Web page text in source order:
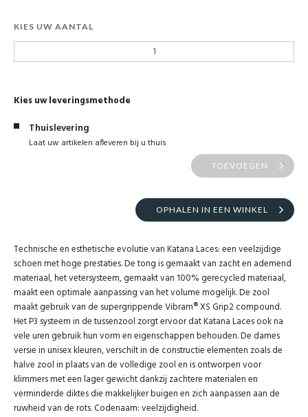
KIES UW AANTAL
Kies uw leveringsmethode
Thuislevering
Laat uw artikelen afleveren bij u thuis
TOEVOEGEN
OPHALEN IN EEN WINKEL
Technische en esthetische evolutie van Katana Laces: een veelzijdige
schoen met hoge prestaties. De tong is gemaakt van zacht en ademend
materiaal, het vetersysteem, gemaakt van 100% gerecycled materiaal,
maakt een optimale aanpassing van het volume mogelijk. De zool
maakt gebruik van de supergrippende Vibram® XS Grip2 compound.
Het P3 systeem in de tussenzool zorgt ervoor dat Katana Laces ook na
vele uren gebruik hun vorm en eigenschappen behouden. De dames
versie in unisex kleuren, verschilt in de constructie elementen zoals de
halve zool in plaats van de volledige zool en is ontworpen voor
klimmers met een lager gewicht dankzij zachtere materialen en
verminderde diktes die makkelijker buigen en zich aanpassen aan de
ruwheid van de rots. Codenaam: veelzijdigheid.